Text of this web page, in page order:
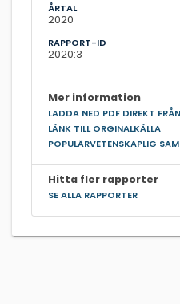
ÅRTAL
2020
RAPPORT-ID
2020:3
Mer information
LADDA NED PDF DIREKT
LÄNK TILL ORGINALKÄLLA
POPULÄRVETENSKAPLIG
Hitta fler rapporter
SE ALLA RAPPORTER